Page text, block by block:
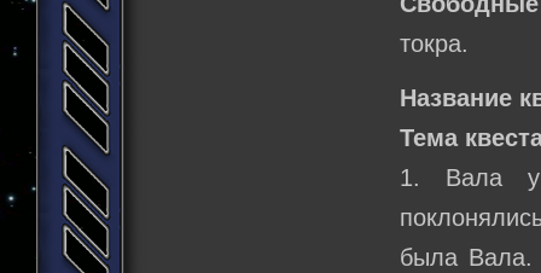
токра.
Название
Тема
1. Вала
была Вала.